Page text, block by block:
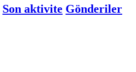
Son aktivite Gönderiler